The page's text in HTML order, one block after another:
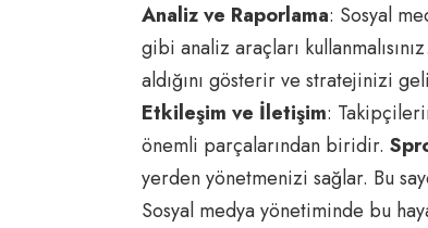
Analiz ve Raporlama: Sosyal
gibi analiz araçları
aldığını gösterir ve stratejinizi
Etkileşim ve İletişim:
önemli parçalarından biridir.
yerden yönetmenizi sağlar. Bu
Sosyal medya yönetiminde bu